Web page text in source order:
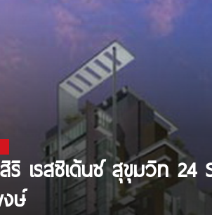
ริ เรสซิเด้นซ์ สุขุมวิท 24
ษ์